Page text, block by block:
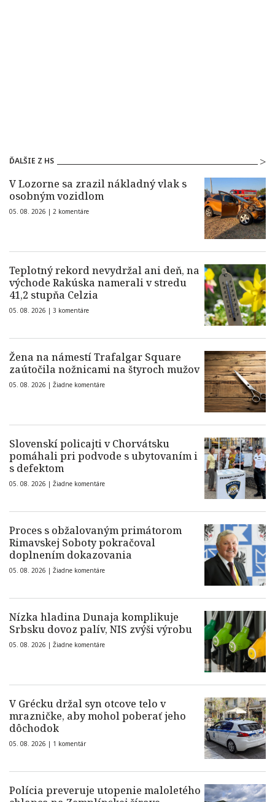
ĎALŠIE Z HS
V Lozorne sa zrazil nákladný vlak s
osobným vozidlom
05. 08. 2026 | 2 komentáre
Teplotný rekord nevydržal ani deň, na
východe Rakúska namerali v stredu
41,2 stupňa Celzia
05. 08. 2026 | 3 komentáre
Žena na námestí Trafalgar Square
zaútočila nožnicami na štyroch mužov
05. 08. 2026 | Žiadne komentáre
Slovenskí policajti v Chorvátsku
pomáhali pri podvode s ubytovaním i
s defektom
05. 08. 2026 | Žiadne komentáre
Proces s obžalovaným primátorom
Rimavskej Soboty pokračoval
doplnením dokazovania
05. 08. 2026 | Žiadne komentáre
Nízka hladina Dunaja komplikuje
Srbsku dovoz palív, NIS zvýši výrobu
05. 08. 2026 | Žiadne komentáre
V Grécku držal syn otcove telo v
mrazničke, aby mohol poberať jeho
dôchodok
05. 08. 2026 | 1 komentár
Polícia preveruje utopenie maloletého